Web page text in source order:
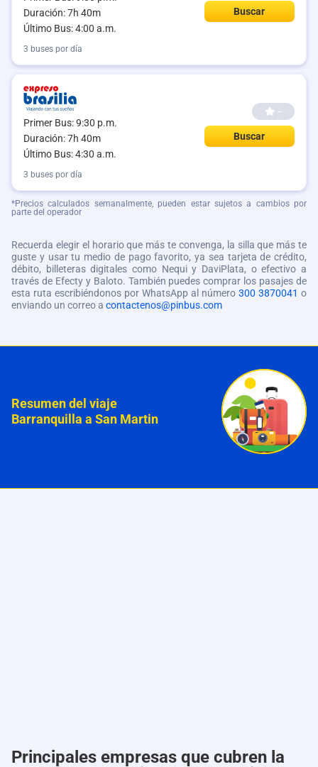
Duración: 7h 40m
Último Bus: 4:00 a.m.
Buscar
3 buses por día
Primer Bus: 9:30 p.m.
Duración: 7h 40m
Último Bus: 4:30 a.m.
--
Buscar
3 buses por día
*Precios calculados semanalmente, pueden estar sujetos a cambios por
parte del operador
Recuerda elegir el horario que más te convenga, la silla que más te
guste y usar tu medio de pago favorito, ya sea tarjeta de crédito,
débito, billeteras digitales como Nequi y DaviPlata, o efectivo a
través de Efecty y Baloto. También puedes comprar los pasajes de
esta ruta escribiéndonos por WhatsApp al número 300 3870041 o
enviando un correo a contactenos@pinbus.com
Resumen del viaje
Barranquilla a San Martin
Principales empresas que cubren la